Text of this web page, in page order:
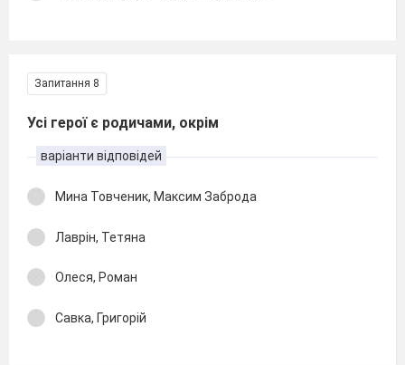
Запитання 8
Усі герої є родичами, окрім
варіанти відповідей
Мина Товченик, Максим Заброда
Лаврін, Тетяна
Олеся, Роман
Савка, Григорій